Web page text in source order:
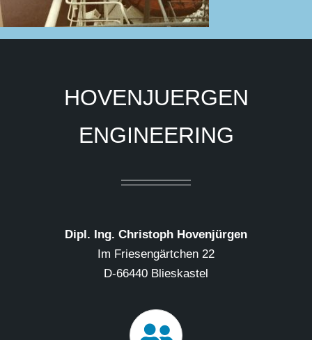
HOVENJUERGEN
ENGINEERING
Dipl. Ing. Christoph Hovenjürgen
Im Friesengärtchen 22
D-66440 Blieskastel